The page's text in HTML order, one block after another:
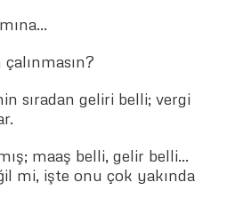
çalınmasın?
sıradan geliri belli; vergi
maaş belli, gelir belli…
mi, işte onu çok yakında